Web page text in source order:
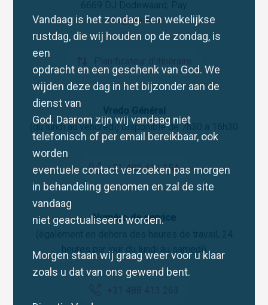
Vandaag is het zondag. Een wekelijkse
rustdag, die wij houden op de zondag, is
een
opdracht en een geschenk van God. We
wijden deze dag in het bijzonder aan de
dienst van
God. Daarom zijn wij vandaag niet
telefonisch of per email bereikbaar, ook
worden
eventuele contact verzoeken pas morgen
in behandeling genomen en zal de site
vandaag
niet geactualiseerd worden.
Morgen staan wij graag weer voor u klaar
zoals u dat van ons gewend bent.
6669 DJ Dodewaard, Pay
info@vredo.nl
Vredo Général
(du lundi au vendredi) disponible de 7h30 à 16h30
+31 488 411 254
Numéro de service
(également en dehors des heures de travail, 24
heures par jour du lundi au samedi)